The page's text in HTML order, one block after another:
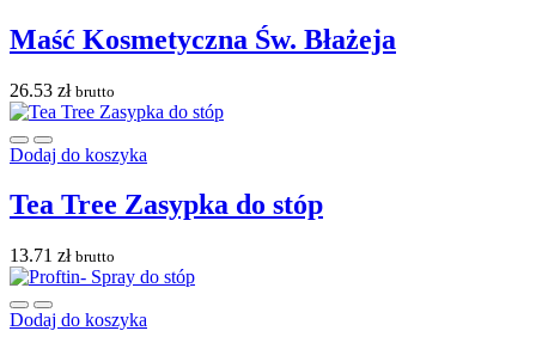
Maść Kosmetyczna Św. Błażeja
26.53 zł brutto
Dodaj do koszyka
Tea Tree Zasypka do stóp
13.71 zł brutto
Dodaj do koszyka